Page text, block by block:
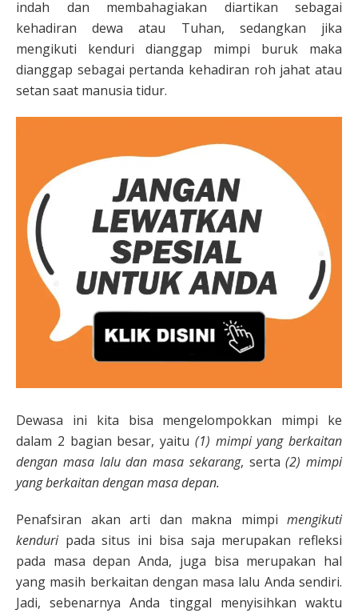
indah dan membahagiakan diartikan sebagai
kehadiran dewa atau Tuhan, sedangkan jika
mengikuti kenduri dianggap mimpi buruk maka
dianggap sebagai pertanda kehadiran roh jahat atau
setan saat manusia tidur.
Dewasa ini kita bisa mengelompokkan mimpi ke
dalam 2 bagian besar, yaitu (1) mimpi yang berkaitan
dengan masa lalu dan masa sekarang, serta(2) mimpi
yang berkaitan dengan masa depan.
Penafsiran akan arti dan makna mimpi mengikuti
kenduripada situs ini bisa saja merupakan refleksi
pada masa depan Anda, juga bisa merupakan hal
yang masih berkaitan dengan masa lalu Anda sendiri.
Jadi, sebenarnya Anda tinggal menyisihkan waktu